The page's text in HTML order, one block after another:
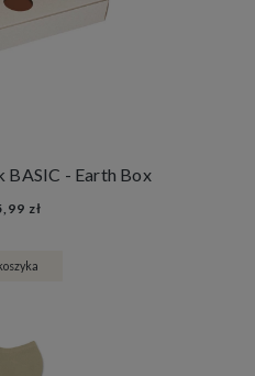
BASIC - Earth Box
zł